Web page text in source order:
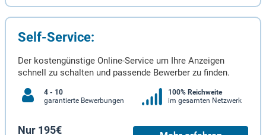
Self-Service:
Der kostengünstige Online-Service um Ihre Anzeigen
schnell zu schalten und passende Bewerber zu finden.
4 - 10
garantierte Bewerbungen
100% Reichweite
im gesamten Netzwerk
Nur 195€